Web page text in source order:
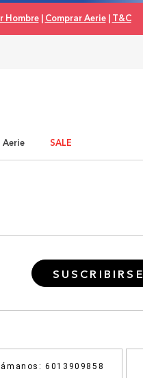
Hombre| Comprar Aerie| T&C
Aerie SALE
SUSCRIBIRSE
6013909858